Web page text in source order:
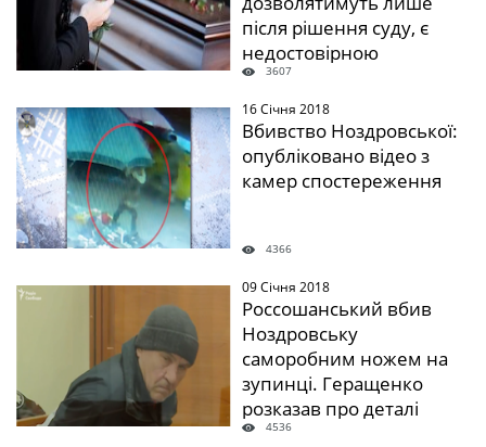
після рішення суду, є
недостовірною
3607
" /> 16 Січня 2018
Вбивство Ноздровської:
опубліковано відео з
камер спостереження
4366
" /> 09 Січня 2018
Россошанський вбив
Ноздровську
саморобним ножем на
зупинці. Геращенко
розказав про деталі
вбивства
4536